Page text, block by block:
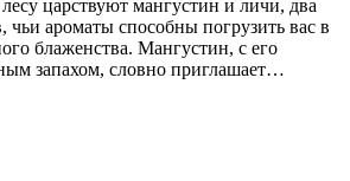
царствуют мангустин и личи, два
чьи ароматы способны погрузить вас в
блаженства. Мангустин, с его
запахом, словно приглашает…